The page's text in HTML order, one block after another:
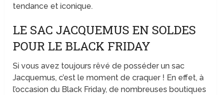
tendance et iconique.
LE SAC JACQUEMUS EN SOLDES
POUR LE BLACK FRIDAY
Si vous avez toujours rêvé de posséder un sac
Jacquemus, c’est le moment de craquer ! En effet, à
l’occasion du Black Friday, de nombreuses boutiques